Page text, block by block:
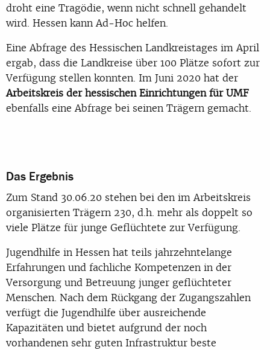
droht eine Tragödie, wenn nicht schnell gehandelt
wird. Hessen kann Ad-Hoc helfen.
Eine Abfrage des Hessischen Landkreistages im April
ergab, dass die Landkreise über 100 Plätze sofort zur
Verfügung stellen konnten. Im Juni 2020 hat der
Arbeitskreis der hessischen Einrichtungen für UMF
ebenfalls eine Abfrage bei seinen Trägern gemacht.
Das Ergebnis
Zum Stand 30.06.20 stehen bei den im Arbeitskreis
organisierten Trägern 230, d.h. mehr als doppelt so
viele Plätze für junge Geflüchtete zur Verfügung.
Jugendhilfe in Hessen hat teils jahrzehntelange
Erfahrungen und fachliche Kompetenzen in der
Versorgung und Betreuung junger geflüchteter
Menschen. Nach dem Rückgang der Zugangszahlen
verfügt die Jugendhilfe über ausreichende
Kapazitäten und bietet aufgrund der noch
vorhandenen sehr guten Infrastruktur beste